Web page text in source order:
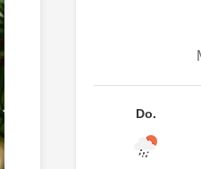
Do.